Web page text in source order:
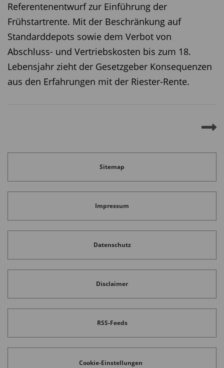
Referentenentwurf zur Einführung der
Frühstartrente. Mit der Beschränkung auf
Standarddepots sowie dem Verbot von
Abschluss- und Vertriebskosten bis zum 18.
Lebensjahr zieht der Gesetzgeber Konsequenzen
aus den Erfahrungen mit der Riester-Rente.
Sitemap
Impressum
Datenschutz
Disclaimer
RSS-Feeds
Cookie-Einstellungen